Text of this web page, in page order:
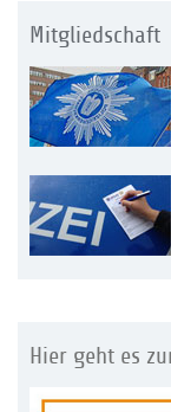
Mitgliedschaft
Hier geht es